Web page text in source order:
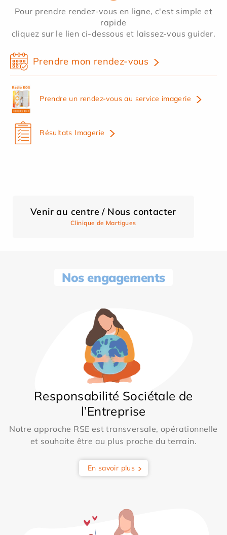
Pour prendre rendez-vous en ligne, c'est simple et
rapide
cliquez sur le lien ci-dessous et laissez-vous guider.
Prendre mon rendez-vous
Prendre un rendez-vous au service imagerie
Résultats Imagerie
Venir au centre / Nous contacter
Clinique de Martigues
Nos engagements
Responsabilité Sociétale de
l’Entreprise
Notre approche RSE est transversale, opérationnelle
et souhaite être au plus proche du terrain.
En savoir plus